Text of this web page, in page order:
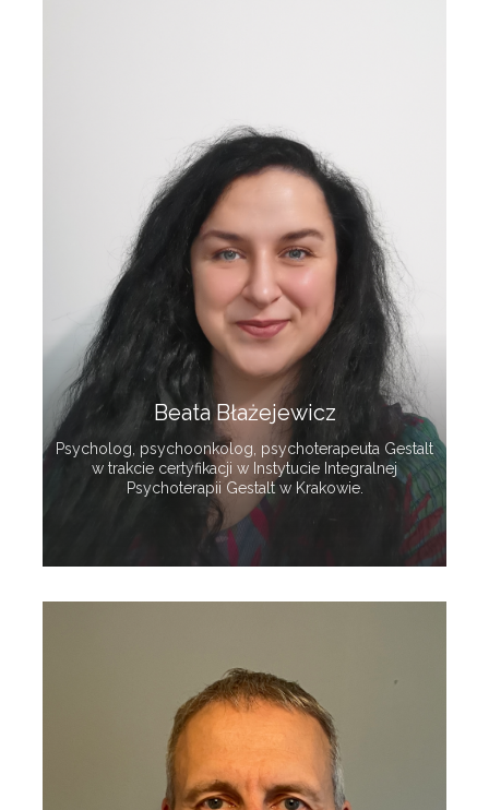
Beata Błażejewicz
Psycholog, psychoonkolog, psychoterapeuta Gestalt
w trakcie certyfikacji w Instytucie Integralnej
Psychoterapii Gestalt w Krakowie.